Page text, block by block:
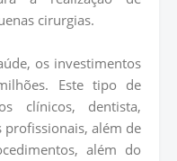
cirurgias.
os investimentos
Este tipo de
clínicos, dentista,
profissionais, além de
além do